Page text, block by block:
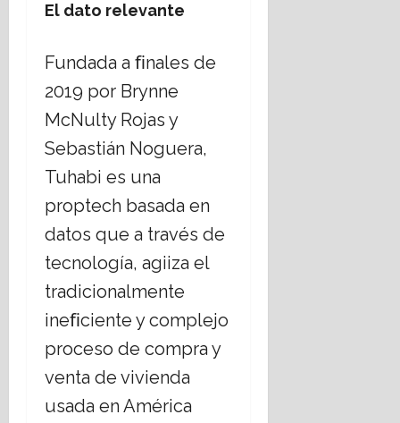
El dato relevante
Fundada a ﬁnales de
2019 por Brynne
McNulty Rojas y
Sebastián Noguera,
Tuhabi es una
proptech basada en
datos que a través de
tecnología, agiiza el
tradicionalmente
ineﬁciente y complejo
proceso de compra y
venta de vivienda
usada en América